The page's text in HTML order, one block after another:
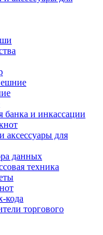
банка и инкассации
аксессуары для
данных
техника
кода
торгового